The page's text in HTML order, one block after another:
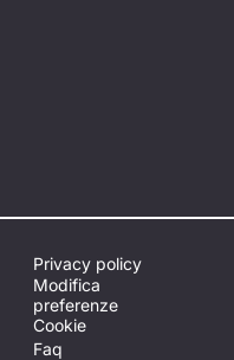
Privacy policy
Modifica
preferenze
Cookie
Faq